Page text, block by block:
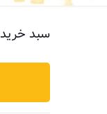
سبد خرید